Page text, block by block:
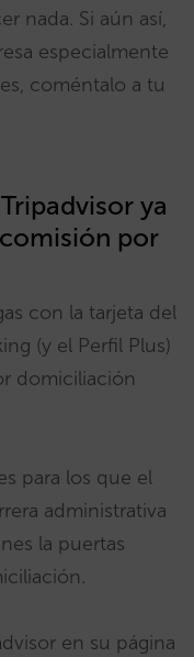
nada. Si aún así,
especialmente
coméntalo a tu
ya
por
con la tarjeta del
(y el Perfil Plus)
domiciliación
para los que el
administrativa
la puertas
en su página